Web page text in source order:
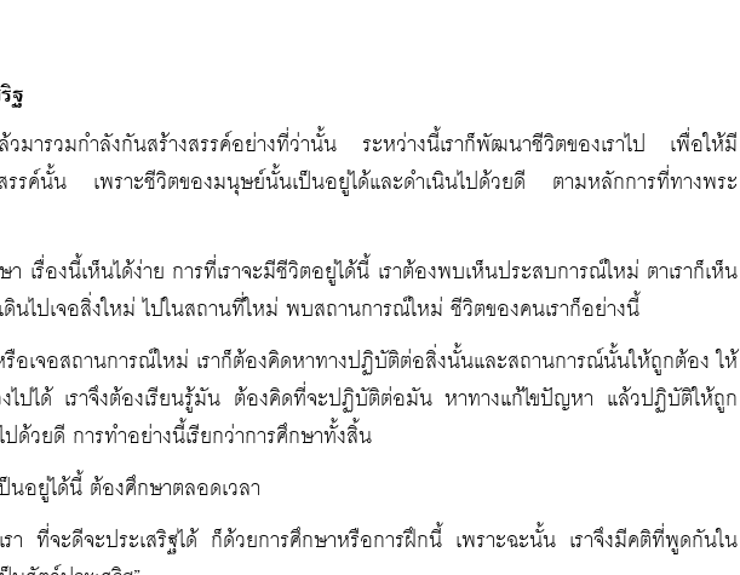
ฐ
วมารวมกำลังกันสร้างสรรค์อย่างที่ว่านั้น ระหว่างนี้เราก็พัฒนาชีวิตของเราไป เพื่อให้มี
สรรค์นั้น เพราะชีวิตของมนุษย์นั้นเป็นอยู่ได้และดำเนินไปด้วยดี ตามหลักการที่ทางพระ
เรื่องนี้เห็นได้ง่าย การที่เราจะมีชีวิตอยู่ได้นี้ เราต้องพบเห็นประสบการณ์ใหม่ ตาเราก็เห็น
ดินไปเจอสิ่งใหม่ ไปในสถานที่ใหม่ พบสถานการณ์ใหม่ ชีวิตของคนเราก็อย่างนี้
รือเจอสถานการณ์ใหม่ เราก็ต้องคิดหาทางปฏิบัติต่อสิ่งนั้นและสถานการณ์นั้นให้ถูกต้อง ให้
ไปได้ เราจึงต้องเรียนรู้มัน ต้องคิดที่จะปฏิบัติต่อมัน หาทางแก้ไขปัญหา แล้วปฏิบัติให้ถูก
ปด้วยดี การทำอย่างนี้เรียกว่าการศึกษาทั้งสิ้น
นอยู่ได้นี้ ต้องศึกษาตลอดเวลา
า ที่จะดีจะประเสริฐได้ ก็ด้วยการศึกษาหรือการฝึกนี้ เพราะฉะนั้น เราจึงมีคติที่พูดกันใน